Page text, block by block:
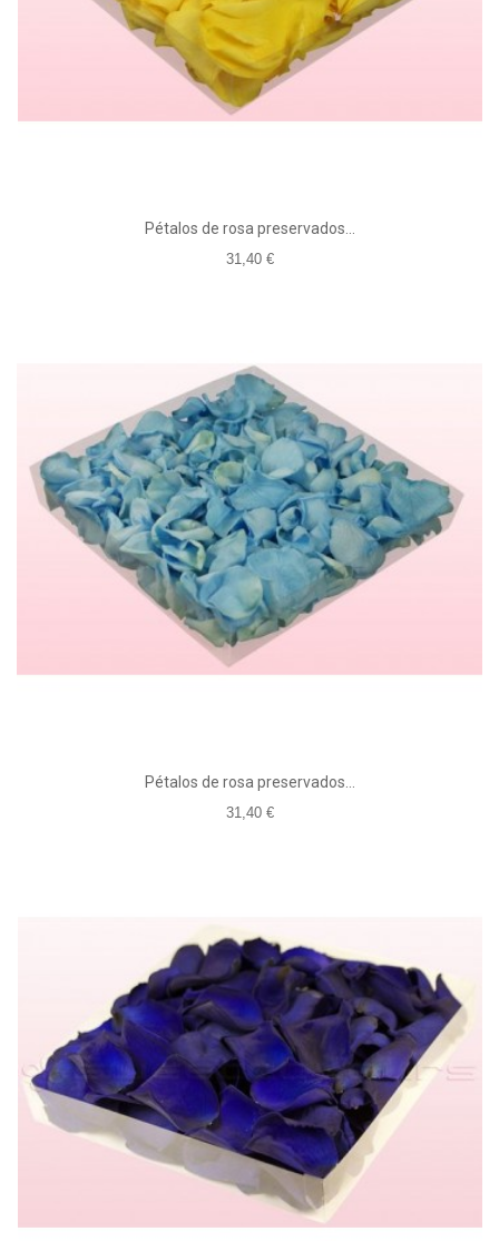
Pétalos de rosa preservados...
31,40 €
Pétalos de rosa preservados...
31,40 €